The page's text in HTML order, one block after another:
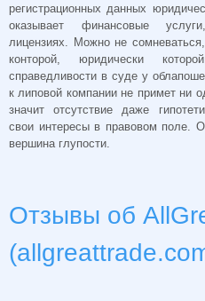
регистрационных данных
оказывает финансовые
лицензиях. Можно не
конторой, юридически
справедливости в суде у
к липовой компании не примет ни
значит отсутствие даже
свои интересы в правовом поле.
вершина глупости.
Отзывы об